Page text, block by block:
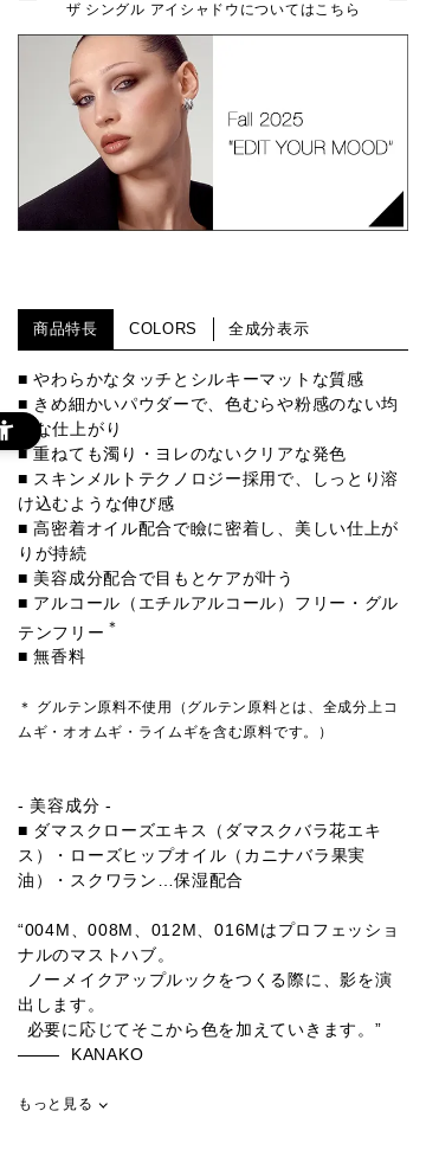
ザ シングル アイシャドウについてはこちら
商品特長 COLORS 全成分表示
■ やわらかなタッチとシルキーマットな質感
■ きめ細かいパウダーで、色むらや粉感のない均
一な仕上がり
■ 重ねても濁り・ヨレのないクリアな発色
■ スキンメルトテクノロジー採用で、しっとり溶
け込むような伸び感
■ 高密着オイル配合で瞼に密着し、美しい仕上が
りが持続
■ 美容成分配合で目もとケアが叶う
■ アルコール（エチルアルコール）フリー・グル
テンフリー ＊
■ 無香料
＊ グルテン原料不使用（グルテン原料とは、全成分上コ
ムギ・オオムギ・ライムギを含む原料です。）
- 美容成分 -
■ ダマスクローズエキス（ダマスクバラ花エキ
ス）・ローズヒップオイル（カニナバラ果実
油）・スクワラン…保湿配合
“004M、008M、012M、016Mはプロフェッショ
ナルのマストハブ。
ノーメイクアップルックをつくる際に、影を演
出します。
必要に応じてそこから色を加えていきます。”
KANAKO
もっと見る